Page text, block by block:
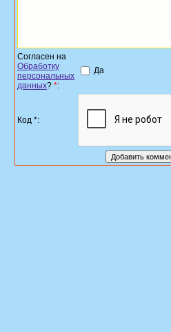
Согласен на
Обработку
персональных
данных? *:
Да
Код *: